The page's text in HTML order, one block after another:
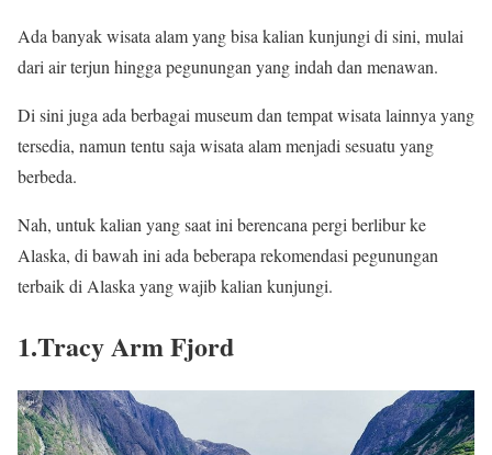
Ada banyak wisata alam yang bisa kalian kunjungi di sini, mulai
dari air terjun hingga pegunungan yang indah dan menawan.
Di sini juga ada berbagai museum dan tempat wisata lainnya yang
tersedia, namun tentu saja wisata alam menjadi sesuatu yang
berbeda.
Nah, untuk kalian yang saat ini berencana pergi berlibur ke
Alaska, di bawah ini ada beberapa rekomendasi pegunungan
terbaik di Alaska yang wajib kalian kunjungi.
1.Tracy Arm Fjord